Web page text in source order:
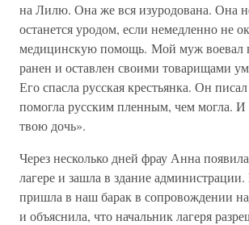
на Лилю. Она же вся изуродована. Она
останется уродом, если немедленно не
медицинскую помощь. Мой муж воевал
ранен и оставлен своими товарищами
Его спасла русская крестьянка. Он
помогла русским пленным, чем могла. И
твою дочь».
Через несколько дней фрау Анна
лагере и зашла в здание администрации.
пришла в наш барак в сопровождении
и объяснила, что начальник лагеря